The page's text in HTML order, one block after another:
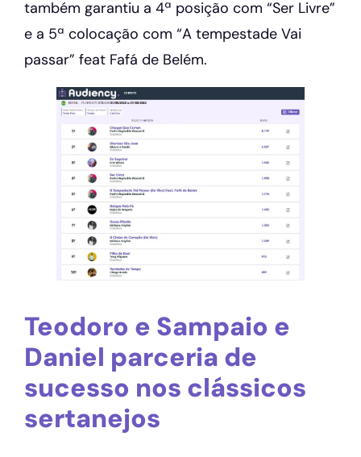
também garantiu a 4ª posição com “Ser Livre”
e a 5ª colocação com “A tempestade Vai
passar” feat Fafá de Belém.
Teodoro e Sampaio e
Daniel parceria de
sucesso nos clássicos
sertanejos